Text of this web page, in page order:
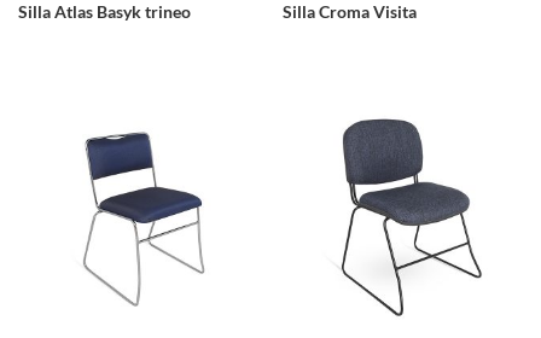
Silla Atlas Basyk trineo Silla Croma Visita